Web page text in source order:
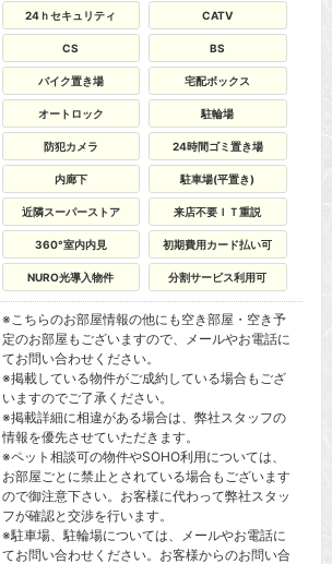
24ｈセキュリティ CATV
CS BS
バイク置き場 宅配ボックス
オートロック 駐輪場
防犯カメラ 24時間ゴミ置き場
内廊下 駐車場(平置き)
近隣スーパーストア 来店不要ＩＴ重説
360°室内内見 初期費用カード払い可
NURO光導入物件 分割サービス利用可
※こちらのお部屋情報の他にも空き部屋・空き予
定のお部屋もございますので、メールやお電話に
てお問い合わせください。
※掲載している物件がご成約している場合もござ
いますのでご了承ください。
※掲載詳細に相違がある場合は、弊社スタッフの
情報を優先させていただきます。
※ペット相談可の物件やSOHO利用については、
お部屋ごとに禁止とされている場合もございます
ので御注意下さい。お客様に代わって弊社スタッ
フが確認と交渉を行います。
※駐車場、駐輪場については、メールやお電話に
てお問い合わせください。お客様からのお問い合